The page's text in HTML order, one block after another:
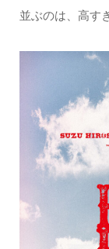
並ぶのは、高す